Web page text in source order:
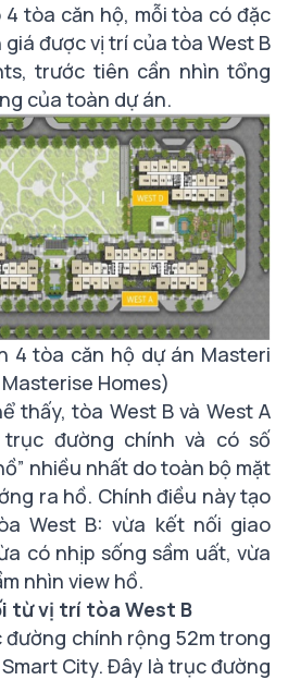
tòa căn hộ, mỗi tòa có đặc
được vị trí của tòa West B
, trước tiên cần nhìn tổng
của toàn dự án.
4 tòa căn hộ dự án Masteri
Homes)
thấy, tòa West B và West A
đường chính và có số
nhiều nhất do toàn bộ mặt
ra hồ. Chính điều này tạo
West B: vừa kết nối giao
có nhịp sống sầm uất, vừa
nhìn view hồ.
từ vị trí tòa West B
đường chính rộng 52m trong
City. Đây là trục đường